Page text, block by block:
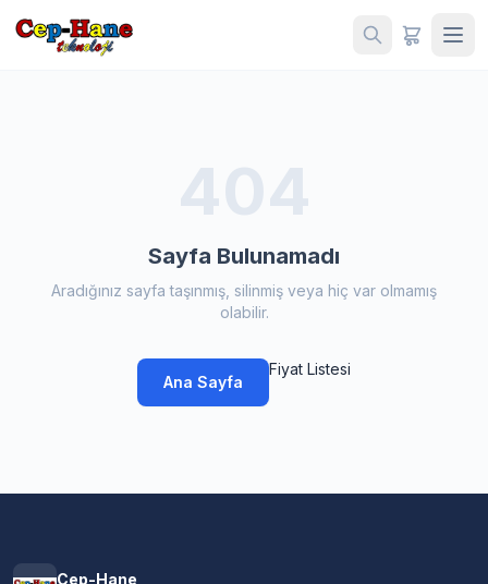
404
Sayfa Bulunamadı
Aradığınız sayfa taşınmış, silinmiş veya hiç var olmamış
olabilir.
Ana Sayfa
Fiyat Listesi
Cep-Hane